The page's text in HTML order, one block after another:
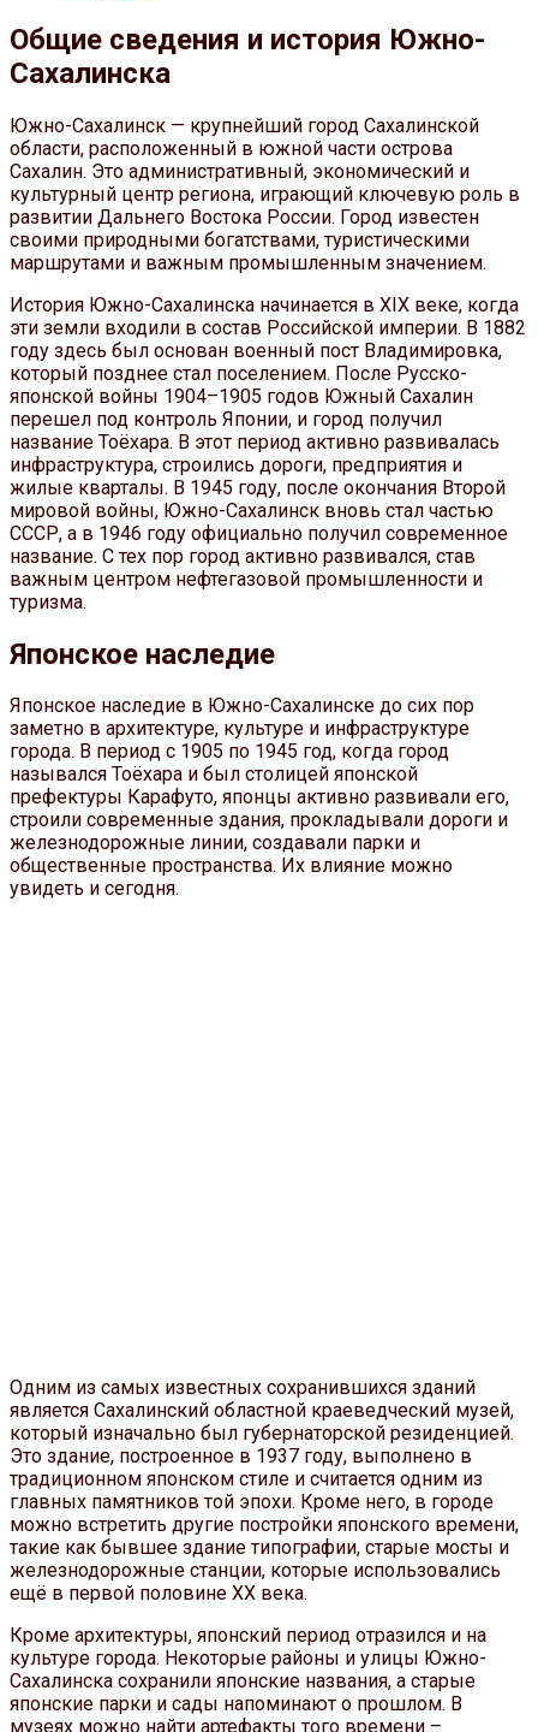
Общие сведения и история Южно-
Сахалинска
Южно-Сахалинск — крупнейший город Сахалинской
области, расположенный в южной части острова
Сахалин. Это административный, экономический и
культурный центр региона, играющий ключевую роль в
развитии Дальнего Востока России. Город известен
своими природными богатствами, туристическими
маршрутами и важным промышленным значением.
История Южно-Сахалинска начинается в XIX веке, когда
эти земли входили в состав Российской империи. В 1882
году здесь был основан военный пост Владимировка,
который позднее стал поселением. После Русско-
японской войны 1904–1905 годов Южный Сахалин
перешел под контроль Японии, и город получил
название Тоёхара. В этот период активно развивалась
инфраструктура, строились дороги, предприятия и
жилые кварталы. В 1945 году, после окончания Второй
мировой войны, Южно-Сахалинск вновь стал частью
СССР, а в 1946 году официально получил современное
название. С тех пор город активно развивался, став
важным центром нефтегазовой промышленности и
туризма.
Японское наследие
Японское наследие в Южно-Сахалинске до сих пор
заметно в архитектуре, культуре и инфраструктуре
города. В период с 1905 по 1945 год, когда город
назывался Тоёхара и был столицей японской
префектуры Карафуто, японцы активно развивали его,
строили современные здания, прокладывали дороги и
железнодорожные линии, создавали парки и
общественные пространства. Их влияние можно
увидеть и сегодня.
Одним из самых известных сохранившихся зданий
является Сахалинский областной краеведческий музей,
который изначально был губернаторской резиденцией.
Это здание, построенное в 1937 году, выполнено в
традиционном японском стиле и считается одним из
главных памятников той эпохи. Кроме него, в городе
можно встретить другие постройки японского времени,
такие как бывшее здание типографии, старые мосты и
железнодорожные станции, которые использовались
ещё в первой половине XX века.
Кроме архитектуры, японский период отразился и на
культуре города. Некоторые районы и улицы Южно-
Сахалинска сохранили японские названия, а старые
японские парки и сады напоминают о прошлом. В
музеях можно найти артефакты того времени –